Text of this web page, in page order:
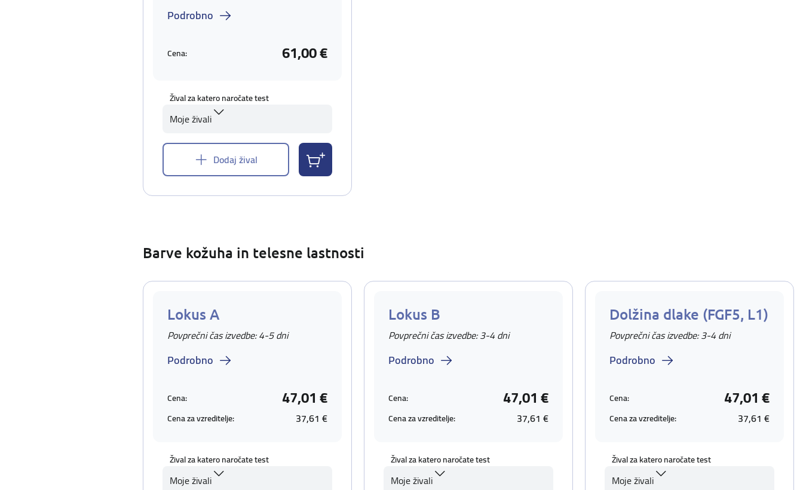
Podrobno
Cena: 61,00 €
Žival za katero naročate test
Moje živali
Dodaj žival
Barve kožuha in telesne lastnosti
Lokus A
Povprečni čas izvedbe: 4-5 dni
Podrobno
Cena: 47,01 €
Cena za vzreditelje: 37,61 €
Žival za katero naročate test
Moje živali
Lokus B
Povprečni čas izvedbe: 3-4 dni
Podrobno
Cena: 47,01 €
Cena za vzreditelje: 37,61 €
Žival za katero naročate test
Moje živali
Dolžina dlake (FGF5, L1)
Povprečni čas izvedbe: 3-4 dni
Podrobno
Cena: 47,01 €
Cena za vzreditelje: 37,61 €
Žival za katero naročate test
Moje živali